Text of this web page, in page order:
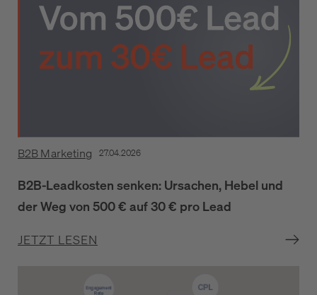
B2B Marketing 27.04.2026
B2B-Leadkosten senken: Ursachen, Hebel und
der Weg von 500 € auf 30 € pro Lead
JETZT LESEN